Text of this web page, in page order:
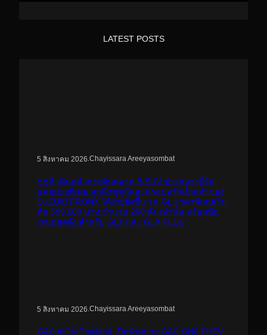
LATEST POSTS
5 สิงหาคม 2026.Chayissara Areeyasombat
ซูซูกิ เดินหน้ากระตุ้นตลาด B-SUV ช่วงกลางปีจัด
แคมเปญพิเศษ ลูกค้าซูซูกิและครอบครัวเป็นเจ้าของ
SUZUKI FRONX ได้ง่ายยิ่งขึ้น รุ่น GL ราคาพิเศษเริ่ม
ต้น 599,000 บาท จำนวน 200 คันเท่านั้น พร้อมข้อ
เสนอสุดคุ้มสำหรับ GLX และ GLX PLUS
5 สิงหาคม 2026.Chayissara Areeyasombat
GAC AION Thailand เปิดจำหน่าย GAC GN8 PHEV